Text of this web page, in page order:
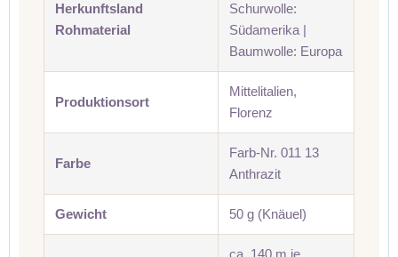
Herkunftsland
Rohmaterial
Schurwolle:
Südamerika |
Baumwolle: Europa
Produktionsort
Mittelitalien,
Florenz
Farbe
Farb-Nr. 011 13
Anthrazit
Gewicht 50 g (Knäuel)
ca. 140 m je